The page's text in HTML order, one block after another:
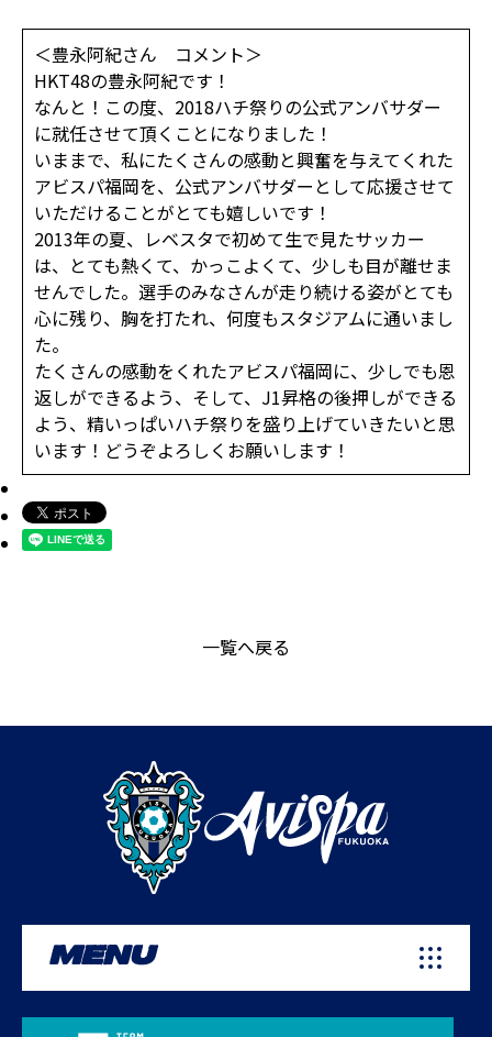
＜豊永阿紀さん コメント＞
HKT48の豊永阿紀です！‬
‪なんと！この度、2018ハチ祭りの公式アンバサダー
に就任させて頂くことになりました！‬‬‬‬
‪いままで、私にたくさんの感動と興奮を与えてくれた
アビスパ福岡を、公式アンバサダーとして応援させて
いただけることがとても嬉しいです！‬‬‬‬‬
‪2013年の夏、レベスタで初めて生で見たサッカー
は、とても熱くて、かっこよくて、少しも目が離せま
せんでした。選手のみなさんが走り続ける姿がとても
心に残り、胸を打たれ、何度もスタジアムに通いまし
た。‬‬‬‬
‪たくさんの感動をくれたアビスパ福岡に、少しでも恩
返しができるよう、そして、J1昇格の後押しができる
よう、精いっぱいハチ祭りを盛り上げていきたいと思
います！どうぞよろしくお願いします！
一覧へ戻る
MENU